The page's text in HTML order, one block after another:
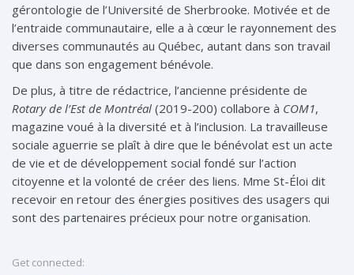
gérontologie de l’Université de Sherbrooke. Motivée et de
l’entraide communautaire, elle a à cœur le rayonnement des
diverses communautés au Québec, autant dans son travail
que dans son engagement bénévole.
De plus, à titre de rédactrice, l’ancienne présidente de
Rotary de l’Est de Montréal (2019-200) collabore à COM1,
magazine voué à la diversité et à l’inclusion. La travailleuse
sociale aguerrie se plaît à dire que le bénévolat est un acte
de vie et de développement social fondé sur l’action
citoyenne et la volonté de créer des liens. Mme St-Éloi dit
recevoir en retour des énergies positives des usagers qui
sont des partenaires précieux pour notre organisation.
Get connected: